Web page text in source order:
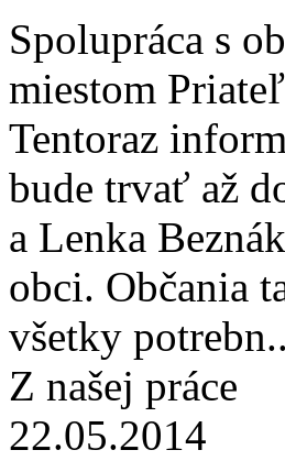
Spolupráca s
miestom
Tentoraz
bude trvať až
a Lenka
obci. Občania
všetky
Z našej práce
22.05.2014